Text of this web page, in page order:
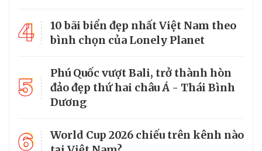
4
10 bãi biển đẹp nhất Việt Nam theo
bình chọn của Lonely Planet
5
Phú Quốc vượt Bali, trở thành hòn
đảo đẹp thứ hai châu Á - Thái Bình
Dương
6
World Cup 2026 chiếu trên kênh nào